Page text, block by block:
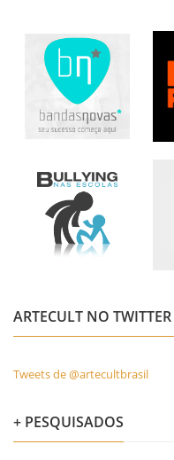
ARTECULT NO
Tweets de @artecultbrasil
+ PESQUISADOS